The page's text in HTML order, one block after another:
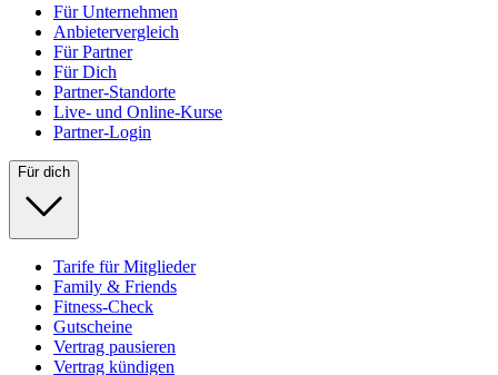
Für Unternehmen
Anbietervergleich
Für Partner
Für Dich
Partner-Standorte
Live- und Online-Kurse
Partner-Login
Für dich
Tarife für Mitglieder
Family & Friends
Fitness-Check
Gutscheine
Vertrag pausieren
Vertrag kündigen